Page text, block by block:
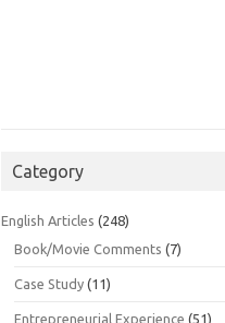
Category
English Articles (248)
Book/Movie Comments (7)
Case Study (11)
Entrepreneurial Experience (51)